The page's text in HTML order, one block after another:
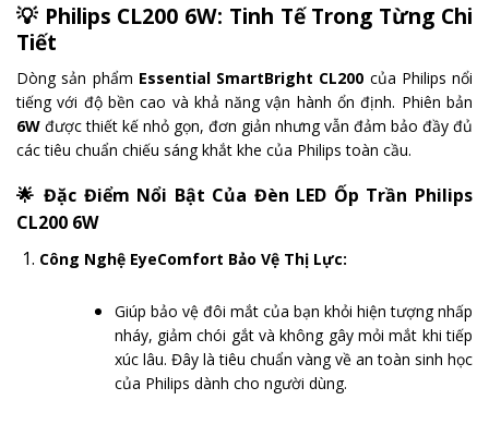
💡 Philips CL200 6W: Tinh Tế Trong Từng Chi
Tiết
Dòng sản phẩm Essential SmartBright CL200 của Philips nổi
tiếng với độ bền cao và khả năng vận hành ổn định. Phiên bản
6W được thiết kế nhỏ gọn, đơn giản nhưng vẫn đảm bảo đầy đủ
các tiêu chuẩn chiếu sáng khắt khe của Philips toàn cầu.
🌟Đặc Điểm Nổi Bật Của Đèn LED Ốp Trần Philips
CL200 6W
Công Nghệ EyeComfort Bảo Vệ Thị Lực:
Giúp bảo vệ đôi mắt của bạn khỏi hiện tượng nhấp
nháy, giảm chói gắt và không gây mỏi mắt khi tiếp
xúc lâu. Đây là tiêu chuẩn vàng về an toàn sinh học
của Philips dành cho người dùng.